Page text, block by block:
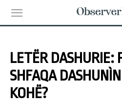
LETËR DASHURIE:
SHFAQA
KOHË?